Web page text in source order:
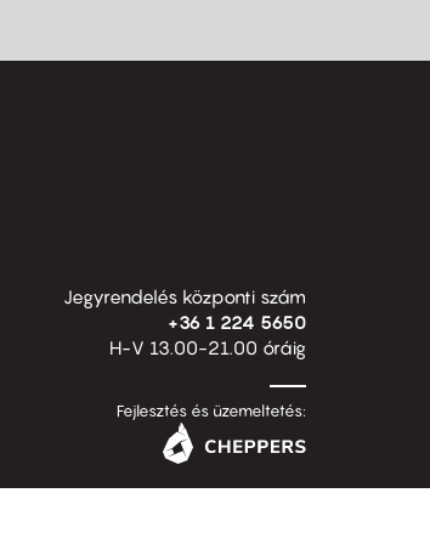
Jegyrendelés központi szám
+36 1 224 5650
H-V 13.00-21.00 óráig
Fejlesztés és üzemeltetés: